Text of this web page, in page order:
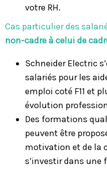
votre RH.
Cas particulier des
non-cadre à celui de
Schneider Electric
salariés pour les
emploi coté F11 et
évolution
Des formations
peuvent être
motivation et de la
s’investir dans